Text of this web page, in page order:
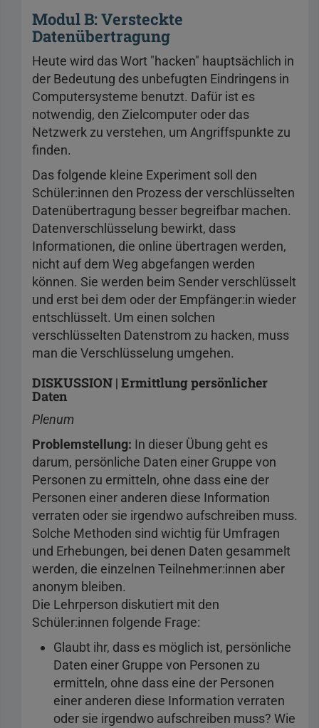
Modul B: Versteckte
Datenübertragung
Heute wird das Wort "hacken" hauptsächlich in
der Bedeutung des unbefugten Eindringens in
Computersysteme benutzt. Dafür ist es
notwendig, den Zielcomputer oder das
Netzwerk zu verstehen, um Angriffspunkte zu
finden.
Das folgende kleine Experiment soll den
Schüler:innen den Prozess der verschlüsselten
Datenübertragung besser begreifbar machen.
Datenverschlüsselung bewirkt, dass
Informationen, die online übertragen werden,
nicht auf dem Weg abgefangen werden
können. Sie werden beim Sender verschlüsselt
und erst bei dem oder der Empfänger:in wieder
entschlüsselt. Um einen solchen
verschlüsselten Datenstrom zu hacken, muss
man die Verschlüsselung umgehen.
DISKUSSION | Ermittlung persönlicher
Daten
Plenum
Problemstellung: In dieser Übung geht es
darum, persönliche Daten einer Gruppe von
Personen zu ermitteln, ohne dass eine der
Personen einer anderen diese Information
verraten oder sie irgendwo aufschreiben muss.
Solche Methoden sind wichtig für Umfragen
und Erhebungen, bei denen Daten gesammelt
werden, die einzelnen Teilnehmer:innen aber
anonym bleiben.
Die Lehrperson diskutiert mit den
Schüler:innen folgende Frage:
Glaubt ihr, dass es möglich ist, persönliche
Daten einer Gruppe von Personen zu
ermitteln, ohne dass eine der Personen
einer anderen diese Information verraten
oder sie irgendwo aufschreiben muss? Wie